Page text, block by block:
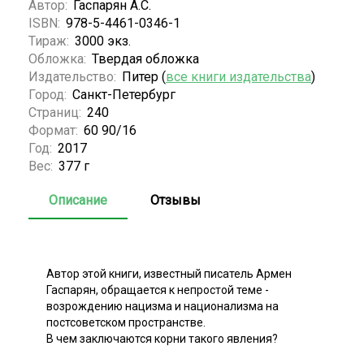
Автор: Гаспарян А.С.
ISBN: 978-5-4461-0346-1
Тираж: 3000 экз.
Обложка: Твердая обложка
Издательство: Питер (все книги издательства)
Город: Санкт-Петербург
Страниц: 240
Формат: 60 90/16
Год: 2017
Вес: 377 г
Описание Отзывы
Автор этой книги, известный писатель Армен
Гаспарян, обращается к непростой теме -
возрождению нацизма и национализма на
постсоветском пространстве.
В чем заключаются корни такого явления?